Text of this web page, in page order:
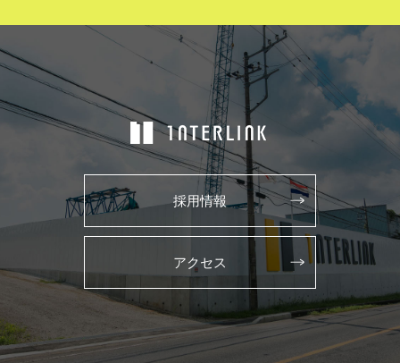
採用情報
アクセス